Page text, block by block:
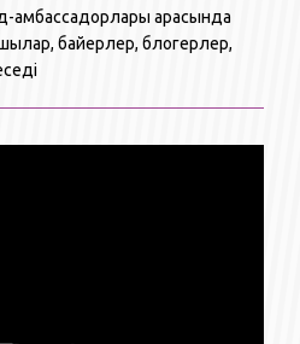
амбассадорлары арасында
байерлер, блогерлер,